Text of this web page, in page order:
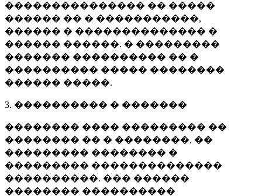
��������������� �� �����
������ �� � �����������,
������ � �������������� �
������ ������. � ���������
������� ���������� �� �
���������� ����� ��������
������ �����.
3. ���������� � �������
�������� ���� ��������� ��
�������� �� � ��������, ��
��������� �������� �
��������� ��������������
����������. ��� ������
�������� ����������